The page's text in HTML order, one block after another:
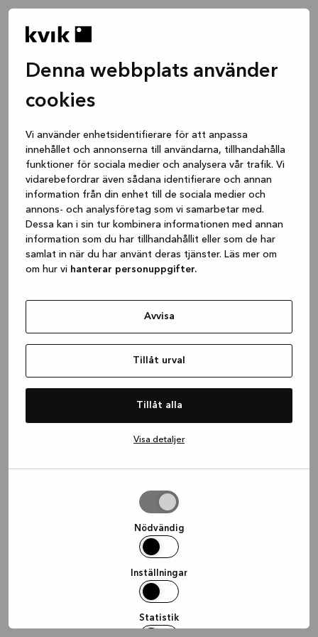
Denna webbplats använder
cookies
Vi använder enhetsidentifierare för att anpassa
innehållet och annonserna till användarna, tillhandahålla
funktioner för sociala medier och analysera vår trafik. Vi
vidarebefordrar även sådana identifierare och annan
information från din enhet till de sociala medier och
annons- och analysföretag som vi samarbetar med.
Dessa kan i sin tur kombinera informationen med annan
information som du har tillhandahållit eller som de har
samlat in när du har använt deras tjänster. Läs mer om
om hur vi hanterar personuppgifter.
Avvisa
Tillåt urval
Tillåt alla
Visa detaljer
Nödvändig
Inställningar
Statistik
(see the browser console for more
information).